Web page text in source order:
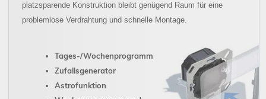
platzsparende Konstruktion bleibt genügend Raum für eine
problemlose Verdrahtung und schnelle Montage.
Tages-/Wochenprogramm
Zufallsgenerator
Astrofunktion